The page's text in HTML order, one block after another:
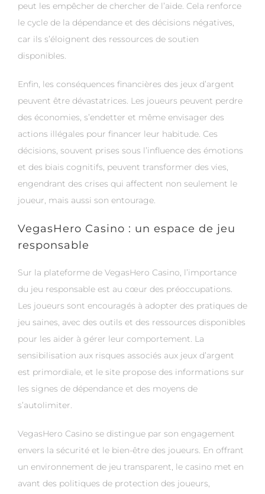
peut les empêcher de chercher de l’aide. Cela renforce
le cycle de la dépendance et des décisions négatives,
car ils s’éloignent des ressources de soutien
disponibles.
Enfin, les conséquences financières des jeux d’argent
peuvent être dévastatrices. Les joueurs peuvent perdre
des économies, s’endetter et même envisager des
actions illégales pour financer leur habitude. Ces
décisions, souvent prises sous l’influence des émotions
et des biais cognitifs, peuvent transformer des vies,
engendrant des crises qui affectent non seulement le
joueur, mais aussi son entourage.
VegasHero Casino : un espace de jeu
responsable
Sur la plateforme de VegasHero Casino, l’importance
du jeu responsable est au cœur des préoccupations.
Les joueurs sont encouragés à adopter des pratiques de
jeu saines, avec des outils et des ressources disponibles
pour les aider à gérer leur comportement. La
sensibilisation aux risques associés aux jeux d’argent
est primordiale, et le site propose des informations sur
les signes de dépendance et des moyens de
s’autolimiter.
VegasHero Casino se distingue par son engagement
envers la sécurité et le bien-être des joueurs. En offrant
un environnement de jeu transparent, le casino met en
avant des politiques de protection des joueurs,